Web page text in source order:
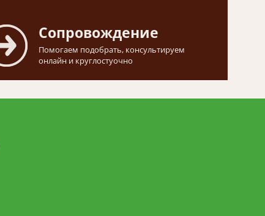
Сопровождение
Помогаем подобрать, консультируем
онлайн и круглостуочно